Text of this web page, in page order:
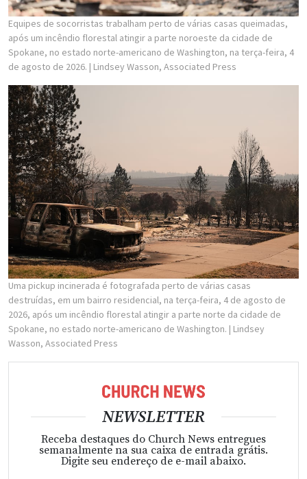
Equipes de socorristas trabalham perto de várias casas queimadas,
após um incêndio florestal atingir a parte noroeste da cidade de
Spokane, no estado norte-americano de Washington, na terça-feira, 4
de agosto de 2026. | Lindsey Wasson, Associated Press
Uma pickup incinerada é fotografada perto de várias casas
destruídas, em um bairro residencial, na terça-feira, 4 de agosto de
2026, após um incêndio florestal atingir a parte norte da cidade de
Spokane, no estado norte-americano de Washington. | Lindsey
Wasson, Associated Press
NEWSLETTER
Receba destaques do Church News entregues
semanalmente na sua caixa de entrada grátis.
Digite seu endereço de e-mail abaixo.